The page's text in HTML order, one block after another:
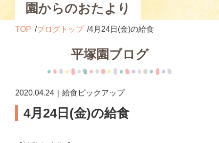
園からのおたより
TOP ブログトップ 4月24日(金)の給食
平塚園ブログ
2020.04.24｜給食ピックアップ
4月24日(金)の給食